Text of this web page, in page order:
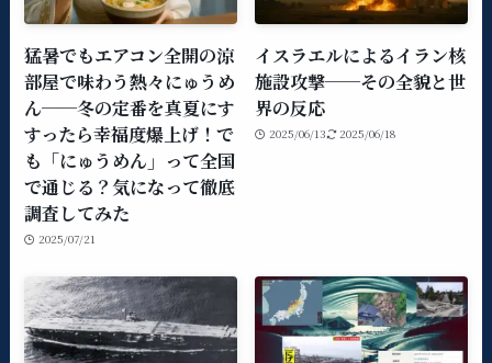
猛暑でもエアコン全開の涼
部屋で味わう熱々にゅうめ
ん──冬の定番を真夏にす
すったら幸福度爆上げ！で
も「にゅうめん」って全国
で通じる？気になって徹底
調査してみた
2025/07/21
イスラエルによるイラン核
施設攻撃──その全貌と世
界の反応
2025/06/13 2025/06/18